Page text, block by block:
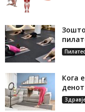
Пилатес
Кога